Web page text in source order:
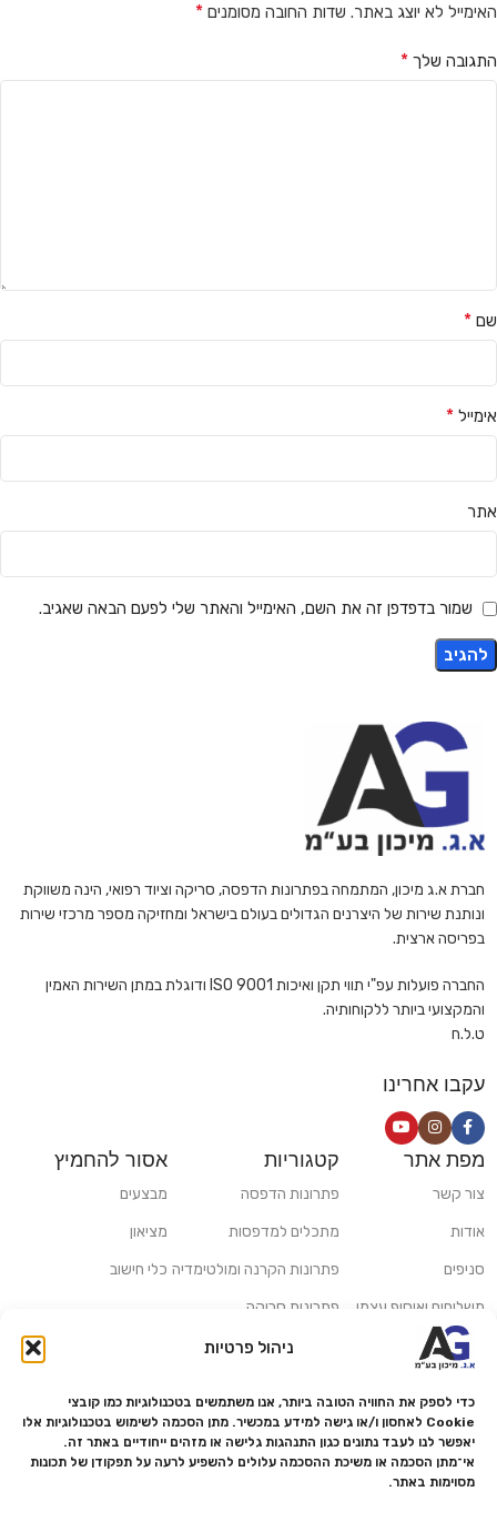
ניהול פרטיות
כדי לספק את החוויה הטובה ביותר, אנו משתמשים בטכנולוגיות כמו קובצי
Cookie לאחסון ו/או גישה למידע במכשיר. מתן הסכמה לשימוש בטכנולוגיות אלו
יאפשר לנו לעבד נתונים כגון התנהגות גלישה או מזהים ייחודיים באתר זה.
אי־מתן הסכמה או משיכת ההסכמה עלולים להשפיע לרעה על תפקודן של תכונות
מסוימות באתר.
האימייל לא יוצג באתר. שדות החובה מסומנים *
התגובה שלך *
שם *
אימייל *
אתר
שמור בדפדפן זה את השם, האימייל והאתר שלי לפעם הבאה שאגיב.
חברת א.ג מיכון, המתמחה בפתרונות הדפסה, סריקה וציוד רפואי, הינה משווקת
ונותנת שירות של היצרנים הגדולים בעולם בישראל ומחזיקה מספר מרכזי שירות
בפריסה ארצית.
החברה פועלות עפ"י תווי תקן ואיכות ISO 9001 ודוגלת במתן השירות האמין
והמקצועי ביותר ללקוחותיה.
ט.ל.ח
עקבו אחרינו
מפת אתר
צור קשר
אודות
סניפים
משלוחים ואיסוף עצמי
מדריכים ומאמרים
מעבדת תיקונים
הצהרת נגישות
קטגוריות
פתרונות הדפסה
מתכלים למדפסות
פתרונות הקרנה ומולטימדיה
פתרונות סריקה
פתרונות קמעונאות
אסור להחמיץ
מבצעים
מציאון
כלי חישוב